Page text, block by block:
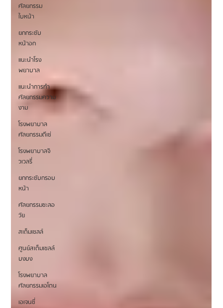
ศัลยกรรม
ใบหน้า
ยกกระชับ
หน้าอก
แนะนำโรง
พยาบาล
แนะนำการทำ
ศัลยกรรมความ
งาม
โรงพยาบาล
ศัลยกรรมดีเซ่
โรงพยาบาลจิ
วเวลรี่
ยกกระชับกรอบ
หน้า
ศัลยกรรมชะลอ
วัย
สเต็มเซลล์
ศูนย์สเต็มเซลล์
บงบง
โรงพยาบาล
ศัลยกรรมเอโตน
เอเจนซี่